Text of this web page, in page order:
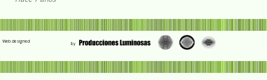
Web designed